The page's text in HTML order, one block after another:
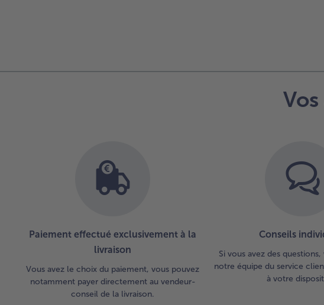
Paiement effectué exclusivement à la
livraison
Vous avez le choix du paiement, vous pouvez
notamment payer directement au vendeur-
conseil de la livraison.
Conseils
Si vous avez des
notre équipe du service
à votre